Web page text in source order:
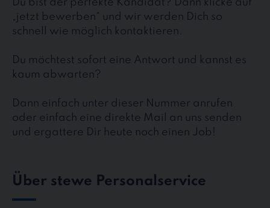
Du bist der perfekte Kandidat? Dann klicke auf
„jetzt bewerben“ und wir werden Dich so
schnell wie möglich kontaktieren.
Du möchtest sofort eine Antwort und kannst es
kaum abwarten?
Dann einfach unter dieser Nummer anrufen
oder einfach eine direkte Mail an uns senden
und ergattere Dir heute noch einen Job!
Über stewe Personalservice